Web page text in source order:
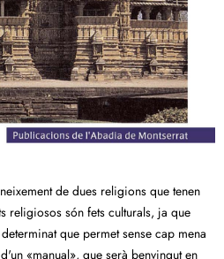
de dues religions que tenen
religiosos són fets culturals, ja que
que permet sense cap mena
«manual», que serà benvingut en